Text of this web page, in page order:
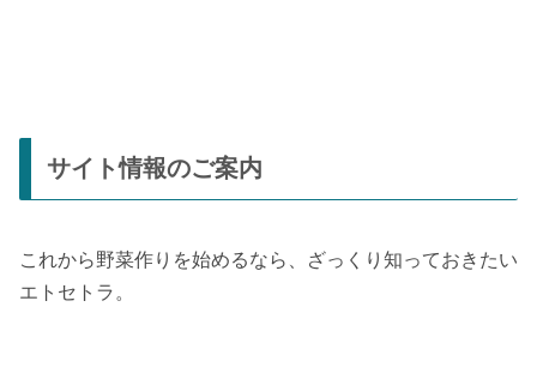
サイト情報のご案内
これから野菜作りを始めるなら、ざっくり知っておきたい
エトセトラ。